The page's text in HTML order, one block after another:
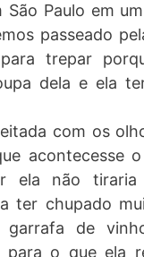
São Paulo em
passeado
trepar
dela e ela
com os
acontecesse
ela não
ter chupado
garrafa de
para o que ela